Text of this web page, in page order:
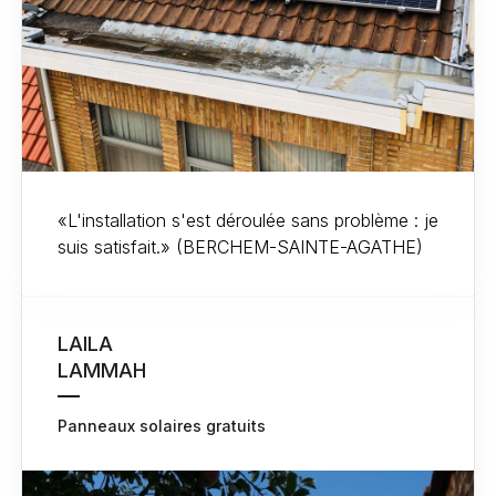
«L'installation s'est déroulée sans problème : je
suis satisfait.» (BERCHEM-SAINTE-AGATHE)
LAILA
LAMMAH
Panneaux solaires gratuits